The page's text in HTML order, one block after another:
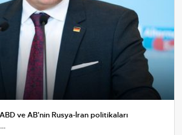
ve AB'nin Rusya-İran politikaları